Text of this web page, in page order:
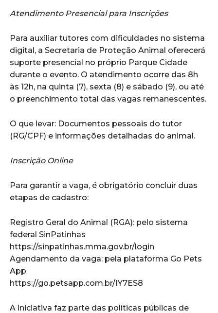
Atendimento Presencial para Inscrições
Para auxiliar tutores com dificuldades no sistema
digital, a Secretaria de Proteção Animal oferecerá
suporte presencial no próprio Parque Cidade
durante o evento. O atendimento ocorre das 8h
às 12h, na quinta (7), sexta (8) e sábado (9), ou até
o preenchimento total das vagas remanescentes.
O que levar: Documentos pessoais do tutor
(RG/CPF) e informações detalhadas do animal.
Inscrição Online
Para garantir a vaga, é obrigatório concluir duas
etapas de cadastro:
Registro Geral do Animal (RGA): pelo sistema
federal SinPatinhas
https://sinpatinhas.mma.gov.br/login
Agendamento da vaga: pela plataforma Go Pets
App
https://go.petsapp.com.br/IY7ES8
A iniciativa faz parte das políticas públicas de